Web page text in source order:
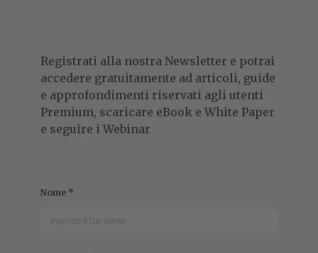
Registrati alla nostra Newsletter e potrai
accedere gratuitamente ad articoli, guide
e approfondimenti riservati agli utenti
Premium, scaricare eBook e White Paper
e seguire i Webinar
Nome *